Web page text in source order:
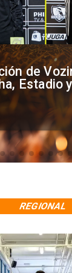
de
Estadio
REGIONAL